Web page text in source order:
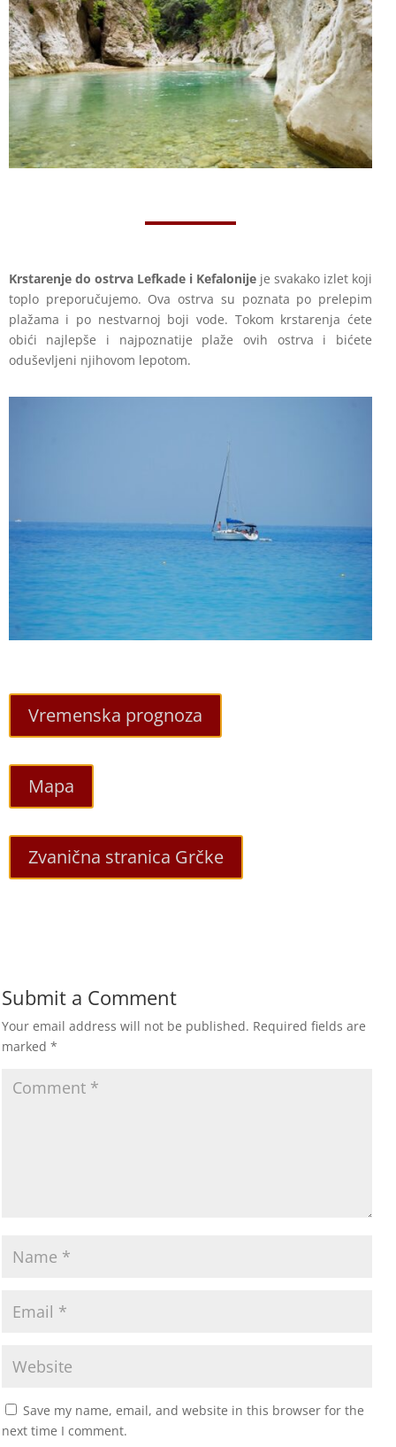
Krstarenje do ostrva Lefkade i Kefalonijeje svakako izlet koji
toplo preporučujemo. Ova ostrva su poznata po prelepim
plažama i po nestvarnoj boji vode. Tokom krstarenja ćete
obići najlepše i najpoznatije plaže ovih ostrva i bićete
oduševljeni njihovom lepotom.
Vremenska prognoza
Mapa
Zvanična stranica Grčke
Submit a Comment
Your email address will not be published. Required fields are
marked *
Save my name, email, and website in this browser for the
next time I comment.